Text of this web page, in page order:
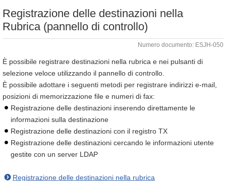
Registrazione delle destinazioni nella
Rubrica (pannello di controllo)
Numero documento: ESJH-050
È possibile registrare destinazioni nella rubrica e nei pulsanti di
selezione veloce utilizzando il pannello di controllo.
È possibile adottare i seguenti metodi per registrare indirizzi e-mail,
posizioni di memorizzazione file e numeri di fax:
Registrazione delle destinazioni inserendo direttamente le
informazioni sulla destinazione
Registrazione delle destinazioni con il registro TX
Registrazione delle destinazioni cercando le informazioni utente
gestite con un server LDAP
Registrazione delle destinazioni nella rubrica